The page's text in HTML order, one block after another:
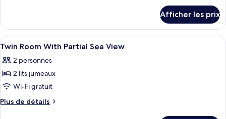
chambre :
Superior
Twin
Room
With
City
View
Superior
Twin
Room
City
View
Afficher les prix
Afficher
toutes
les
photos
pour
ce
Une chambre d’hôtel avec deux lits,
6
Twin Room With Partial Sea View
2 personnes
2 lits jumeaux
Wi-Fi gratuit
Plus de détails
Plus